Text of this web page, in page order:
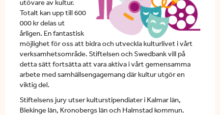
utövare av kultur.
Totalt kan upp till 600
000 kr delas ut
årligen. En fantastisk
möjlighet för oss att bidra och utveckla kulturlivet i vårt
verksamhetsområde. Stiftelsen och Swedbank vill på
detta sätt fortsätta att vara aktiva i vårt gemensamma
arbete med samhällsengagemang där kultur utgör en
viktig del.
Stiftelsens jury utser kulturstipendiater i Kalmar län,
Blekinge län, Kronobergs län och Halmstad kommun.